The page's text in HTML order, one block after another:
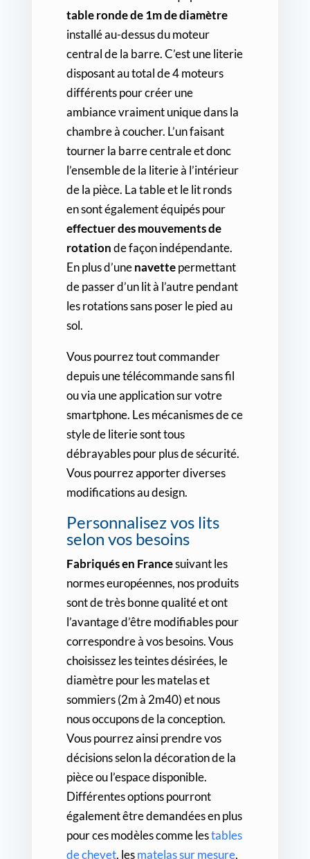
table ronde de 1m de diamètre
installé au-dessus du moteur
central de la barre. C’est une literie
disposant au total de 4 moteurs
différents pour créer une
ambiance vraiment unique dans la
chambre à coucher. L’un faisant
tourner la barre centrale et donc
l’ensemble de la literie à l’intérieur
de la pièce. La table et le lit ronds
en sont également équipés pour
effectuer des mouvements de
rotationde façon indépendante.
En plus d’unenavettepermettant
de passer d’un lit à l’autre pendant
les rotations sans poser le pied au
sol.
Vous pourrez tout commander
depuis une télécommande sans fil
ou via une application sur votre
smartphone. Les mécanismes de ce
style de literie sont tous
débrayables pour plus de sécurité.
Vous pourrez apporter diverses
modifications au design.
Personnalisez vos lits
selon vos besoins
Fabriqués en Francesuivant les
normes européennes, nos produits
sont de très bonne qualité et ont
l’avantage d’être modifiables pour
correspondre à vos besoins. Vous
choisissez les teintes désirées, le
diamètre pour les matelas et
sommiers (2m à 2m40) et nous
nous occupons de la conception.
Vous pourrez ainsi prendre vos
décisions selon la décoration de la
pièce ou l’espace disponible.
Différentes options pourront
également être demandées en plus
pour ces modèles comme lestables
de chevet, lesmatelas sur mesure,